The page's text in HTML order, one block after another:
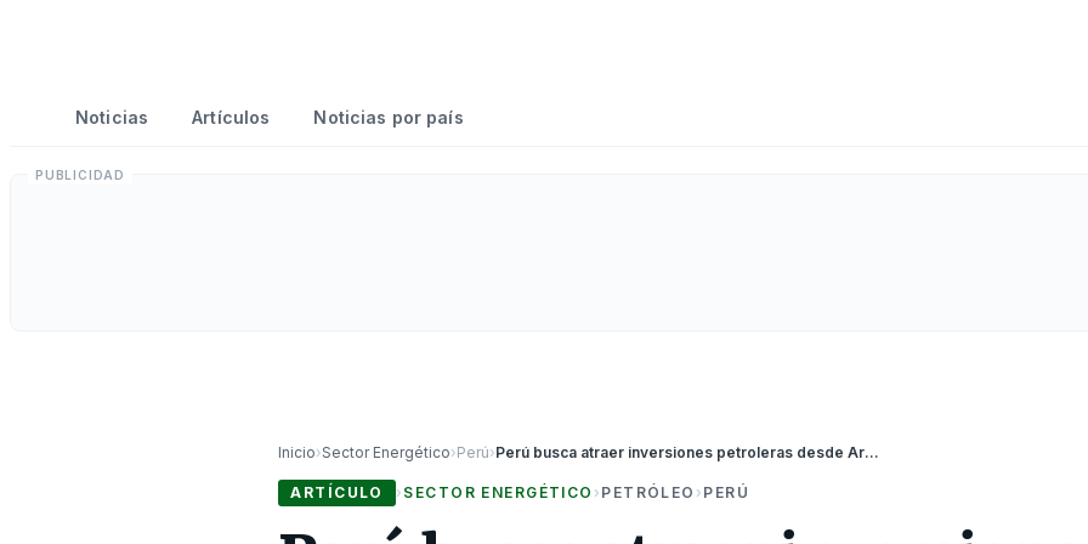
Noticias Artículos Noticias por país
Inicio›Sector Energético›Perú› Perú busca atraer inversiones petroleras desde Arabia Saudita
ARTÍCULO › SECTOR ENERGÉTICO › PETRÓLEO › PERÚ